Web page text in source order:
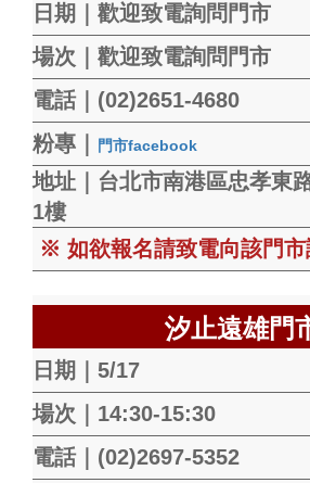
日期｜歡迎致電詢問門市
場次｜歡迎致電詢問門市
電話｜(02)2651-4680
粉專｜
門市facebook
地址｜台北市南港區忠孝東
1樓
※ 如欲報名請致電向該門市
汐止遠雄門
日期｜5/17
場次｜14:30-15:30
電話｜(02)2697-5352